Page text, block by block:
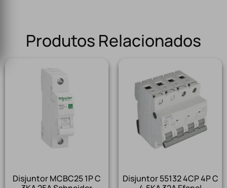
Produtos Relacionados
Disjuntor MCBC25 1P C
Disjuntor 55132 4CP 4P C